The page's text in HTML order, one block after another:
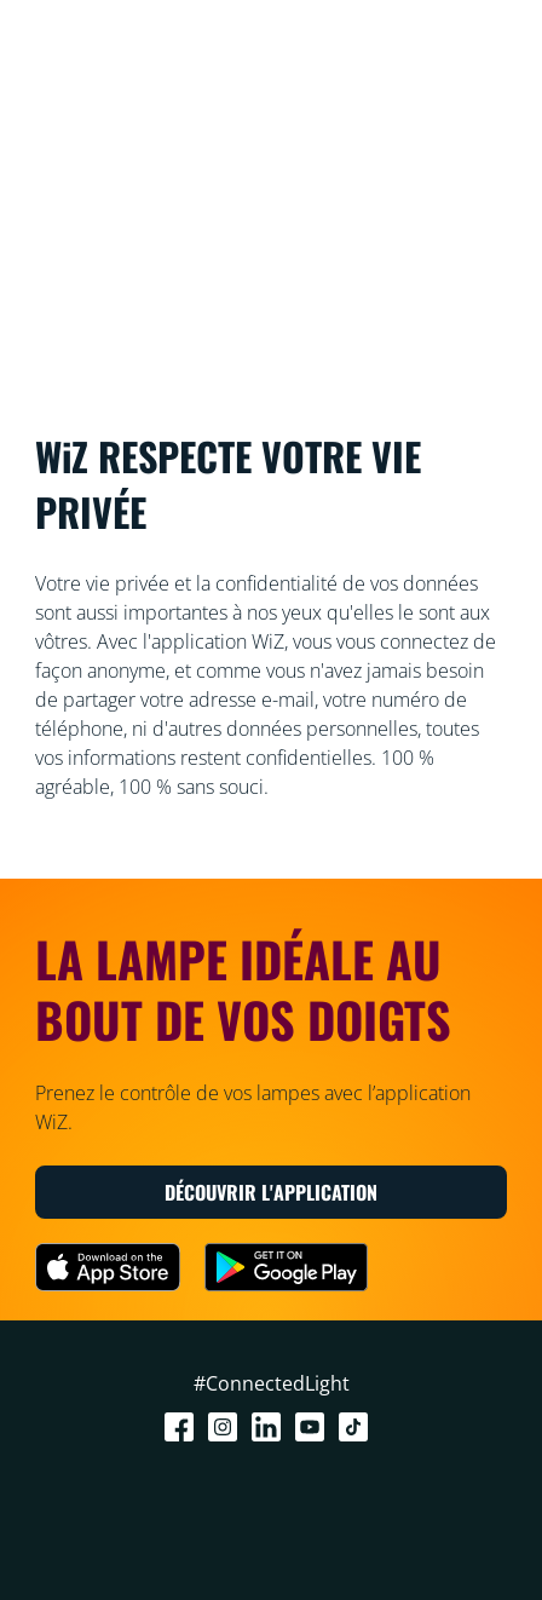
WiZ RESPECTE VOTRE VIE
PRIVÉE
Votre vie privée et la confidentialité de vos données
sont aussi importantes à nos yeux qu'elles le sont aux
vôtres. Avec l'application WiZ, vous vous connectez de
façon anonyme, et comme vous n'avez jamais besoin
de partager votre adresse e-mail, votre numéro de
téléphone, ni d'autres données personnelles, toutes
vos informations restent confidentielles. 100 %
agréable, 100 % sans souci.
LA LAMPE IDÉALE AU
BOUT DE VOS DOIGTS
Prenez le contrôle de vos lampes avec l’application
WiZ.
DÉCOUVRIR L'APPLICATION
#ConnectedLight